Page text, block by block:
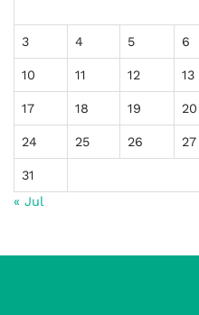
3 4 5 6
10 11 12 13
17 18 19 20
24 25 26 27
31
« Jul